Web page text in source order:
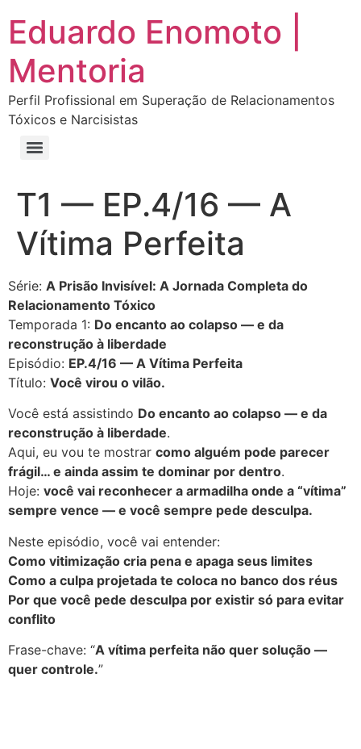
Eduardo Enomoto |
Mentoria
Perfil Profissional em Superação de Relacionamentos
Tóxicos e Narcisistas
T1 — EP.4/16 — A
Vítima Perfeita
Série: A Prisão Invisível: A Jornada Completa do
Relacionamento Tóxico
Temporada 1: Do encanto ao colapso — e da
reconstrução à liberdade
Episódio: EP.4/16 — A Vítima Perfeita
Título: Você virou o vilão.
Você está assistindo Do encanto ao colapso — e da
reconstrução à liberdade.
Aqui, eu vou te mostrar como alguém pode parecer
frágil… e ainda assim te dominar por dentro.
Hoje: você vai reconhecer a armadilha onde a “vítima”
sempre vence — e você sempre pede desculpa.
Neste episódio, você vai entender:
Como vitimização cria pena e apaga seus limites
Como a culpa projetada te coloca no banco dos réus
Por que você pede desculpa por existir só para evitar
conflito
Frase-chave: “A vítima perfeita não quer solução —
quer controle.”